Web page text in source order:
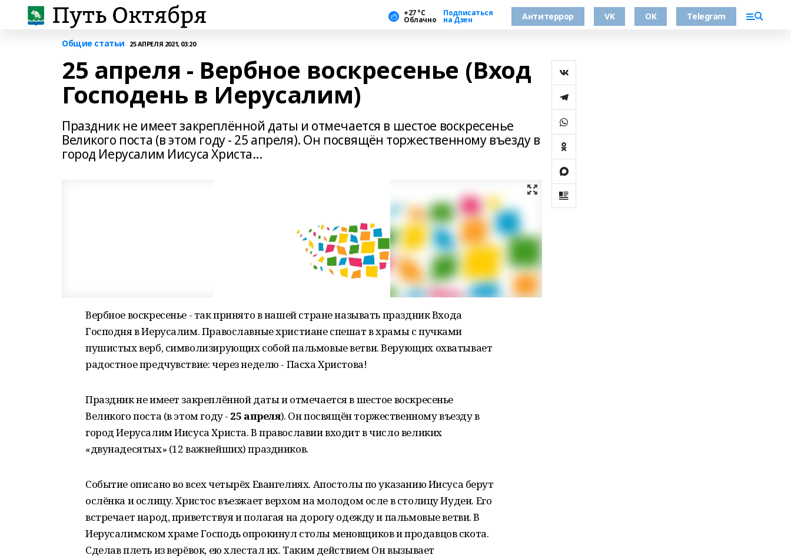
+27 °С
Облачно
Подписаться
на Дзен Антитеррор VK OK Telegram
Общие статьи 25 АПРЕЛЯ 2021, 03:20
25 апреля - Вербное воскресенье (Вход
Господень в Иерусалим)
Праздник не имеет закреплённой даты и отмечается в шестое воскресенье
Великого поста (в этом году - 25 апреля). Он посвящён торжественному въезду в
город Иерусалим Иисуса Христа...
Вербное воскресенье - так принято в нашей стране называть праздник Входа
Господня в Иерусалим. Православные христиане спешат в храмы с пучками
пушистых верб, символизирующих собой пальмовые ветви. Верующих охватывает
радостное предчувствие: через неделю - Пасха Христова!
Праздник не имеет закреплённой даты и отмечается в шестое воскресенье
Великого поста (в этом году - 25 апреля). Он посвящён торжественному въезду в
город Иерусалим Иисуса Христа. В православии входит в число великих
«двунадесятых» (12 важнейших) праздников.
Событие описано во всех четырёх Евангелиях. Апостолы по указанию Иисуса берут
ослёнка и ослицу. Христос въезжает верхом на молодом осле в столицу Иудеи. Его
встречает народ, приветствуя и полагая на дорогу одежду и пальмовые ветви. В
Иерусалимском храме Господь опрокинул столы меновщиков и продавцов скота.
Сделав плеть из верёвок, ею хлестал их. Таким действием Он вызывает